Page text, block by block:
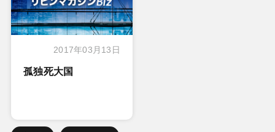
2017年03月13日
孤独死大国